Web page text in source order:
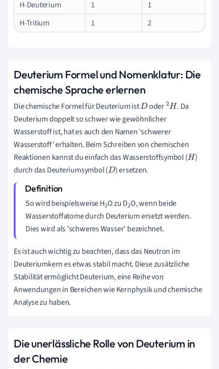
H-Deuterium 1
1
H-Tritium
1 2
Deuterium Formel und Nomenklatur: Die
chemische Sprache erlernen
Die chemische Formel für Deuterium istD oder2H . Da
Deuterium doppelt so schwer wie gewöhnlicher
Wasserstoff ist, hat es auch den Namen 'schwerer
Wasserstoff' erhalten. Beim Schreiben von chemischen
Reaktionen kannst du einfach das Wasserstoffsymbol (H )
durch das Deuteriumsymbol (D ) ersetzen.
So wird beispielsweise H2O zu D2O, wenn beide
Wasserstoffatome durch Deuterium ersetzt werden.
Dies wird als 'schweres Wasser' bezeichnet.
Es ist auch wichtig zu beachten, dass das Neutron im
Deuteriumkern es etwas stabil macht. Diese zusätzliche
Stabilität ermöglicht Deuterium, eine Reihe von
Anwendungen in Bereichen wie Kernphysik und chemische
Analyse zu haben.
Die unerlässliche Rolle von Deuterium in
der Chemie